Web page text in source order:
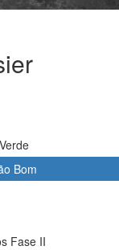
Bom
Fase II